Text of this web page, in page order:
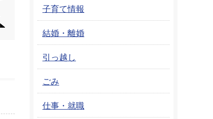
子育て情報
結婚・離婚
引っ越し
ごみ
仕事・就職